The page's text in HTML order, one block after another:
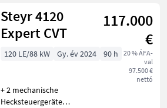
600/65R38 +
Steyr 4120
Expert CVT
117.000
€
20 % ÁFA-
val
97.500 €
nettó
120 LE/88 kW Gy. év 2024 90 h
+ 2 mechanische
Hecksteuergeräte